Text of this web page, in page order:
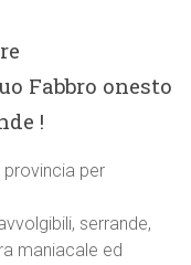
Fabbro onesto
!
provincia per
serrande,
maniacale ed